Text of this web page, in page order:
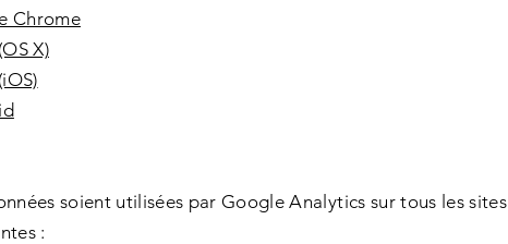
Chrome
X)
soient utilisées par Google Analytics sur tous les sites
: